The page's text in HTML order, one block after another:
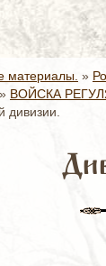
материалы. »
» ВОЙСКА
дивизии.